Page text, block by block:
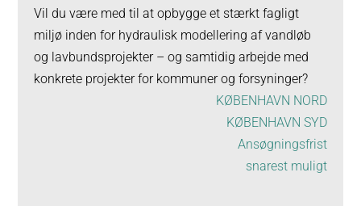
Vil du være med til at opbygge et stærkt fagligt
miljø inden for hydraulisk modellering af vandløb
og lavbundsprojekter – og samtidig arbejde med
konkrete projekter for kommuner og forsyninger?
KØBENHAVN NORD
KØBENHAVN SYD
Ansøgningsfrist
snarest muligt